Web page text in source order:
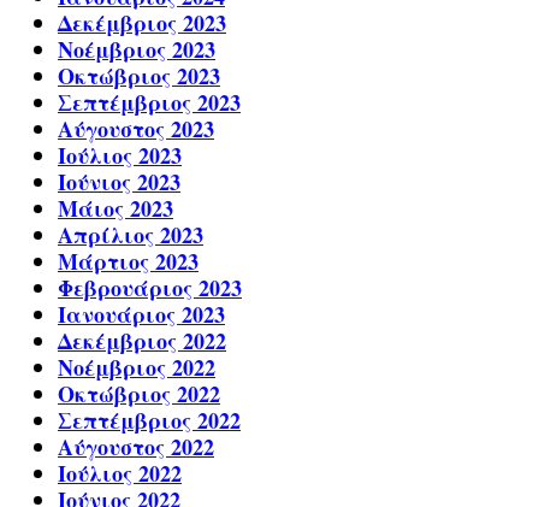
Δεκέμβριος 2023
Νοέμβριος 2023
Οκτώβριος 2023
Σεπτέμβριος 2023
Αύγουστος 2023
Ιούλιος 2023
Ιούνιος 2023
Μάιος 2023
Απρίλιος 2023
Μάρτιος 2023
Φεβρουάριος 2023
Ιανουάριος 2023
Δεκέμβριος 2022
Νοέμβριος 2022
Οκτώβριος 2022
Σεπτέμβριος 2022
Αύγουστος 2022
Ιούλιος 2022
Ιούνιος 2022